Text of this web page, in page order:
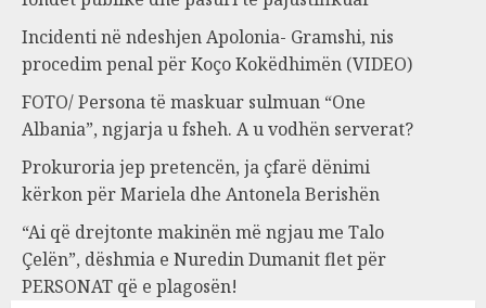
Incidenti në ndeshjen Apolonia- Gramshi, nis
procedim penal për Koço Kokëdhimën (VIDEO)
FOTO/ Persona të maskuar sulmuan “One
Albania”, ngjarja u fsheh. A u vodhën serverat?
Prokuroria jep pretencën, ja çfarë dënimi
kërkon për Mariela dhe Antonela Berishën
“Ai që drejtonte makinën më ngjau me Talo
Çelën”, dëshmia e Nuredin Dumanit flet për
PERSONAT që e plagosën!